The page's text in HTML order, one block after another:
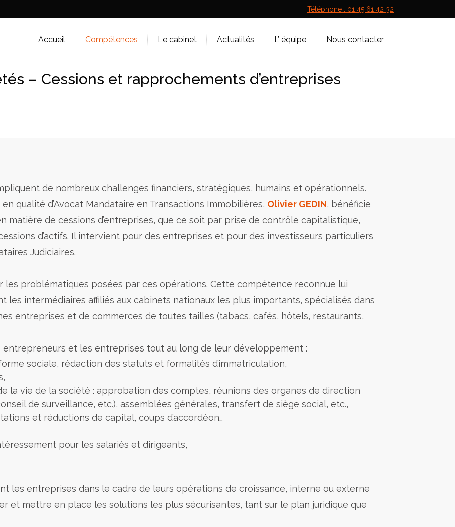
Téléphone : 01 45 61 42 32
Accueil Compétences Le cabinet Actualités L’ équipe Nous contacter
– Cessions et rapprochements d’entreprises
de nombreux challenges financiers, stratégiques, humains et opérationnels.
qualité d’Avocat Mandataire en Transactions Immobilières, Olivier GEDIN, bénéficie
matière de cessions d’entreprises, que ce soit par prise de contrôle capitalistique,
d’actifs. Il intervient pour des entreprises et pour des investisseurs particuliers
Judiciaires.
les problématiques posées par ces opérations. Cette compétence reconnue lui
les intermédiaires affiliés aux cabinets nationaux les plus importants, spécialisés dans
entreprises et de commerces de toutes tailles (tabacs, cafés, hôtels, restaurants,
entrepreneurs et les entreprises tout au long de leur développement :
sociale, rédaction des statuts et formalités d’immatriculation,
la vie de la société : approbation des comptes, réunions des organes de direction
de surveillance, etc.), assemblées générales, transfert de siège social, etc.,
et réductions de capital, coups d’accordéon…
pour les salariés et dirigeants,
les entreprises dans le cadre de leurs opérations de croissance, interne ou externe
et mettre en place les solutions les plus sécurisantes, tant sur le plan juridique que